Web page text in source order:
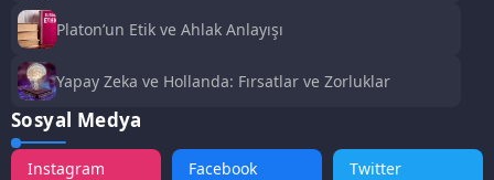
Platon’un Etik ve Ahlak Anlayışı
Yapay Zeka ve Hollanda: Fırsatlar ve Zorluklar
Sosyal Medya
Instagram Facebook Twitter